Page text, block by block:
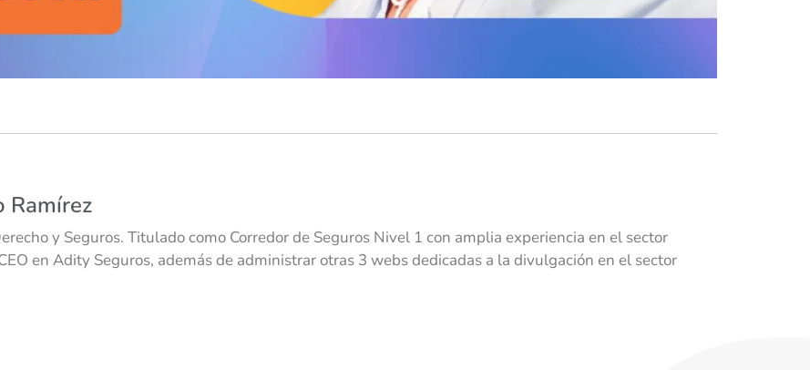
Ramírez
y Seguros. Titulado como Corredor de Seguros Nivel 1 con amplia experiencia en el sector
en Adity Seguros, además de administrar otras 3 webs dedicadas a la divulgación en el sector